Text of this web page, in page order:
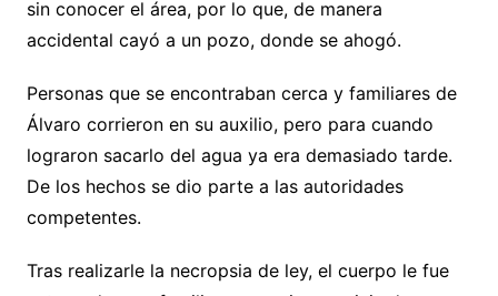
sin conocer el área, por lo que, de manera
accidental cayó a un pozo, donde se ahogó.
Personas que se encontraban cerca y familiares de
Álvaro corrieron en su auxilio, pero para cuando
lograron sacarlo del agua ya era demasiado tarde.
De los hechos se dio parte a las autoridades
competentes.
Tras realizarle la necropsia de ley, el cuerpo le fue